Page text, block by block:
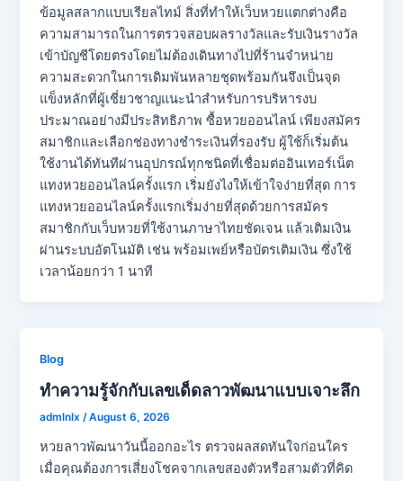
ข้อมูลสลากแบบเรียลไทม์ สิ่งที่ทำให้เว็บหวยแตกต่างคือ
ความสามารถในการตรวจสอบผลรางวัลและรับเงินรางวัล
เข้าบัญชีโดยตรงโดยไม่ต้องเดินทางไปที่ร้านจำหน่าย
ความสะดวกในการเดิมพันหลายชุดพร้อมกันจึงเป็นจุด
แข็งหลักที่ผู้เชี่ยวชาญแนะนำสำหรับการบริหารงบ
ประมาณอย่างมีประสิทธิภาพ ซื้อหวยออนไลน์ เพียงสมัคร
สมาชิกและเลือกช่องทางชำระเงินที่รองรับ ผู้ใช้ก็เริ่มต้น
ใช้งานได้ทันทีผ่านอุปกรณ์ทุกชนิดที่เชื่อมต่ออินเทอร์เน็ต
แทงหวยออนไลน์ครั้งแรก เริ่มยังไงให้เข้าใจง่ายที่สุด การ
แทงหวยออนไลน์ครั้งแรกเริ่มง่ายที่สุดด้วยการสมัคร
สมาชิกกับเว็บหวยที่ใช้งานภาษาไทยชัดเจน แล้วเติมเงิน
ผ่านระบบอัตโนมัติ เช่น พร้อมเพย์หรือบัตรเติมเงิน ซึ่งใช้
เวลาน้อยกว่า 1 นาที
Blog
ทำความรู้จักกับเลขเด็ดลาวพัฒนาแบบเจาะลึก
admlnlx/August 6, 2026
หวยลาวพัฒนาวันนี้ออกอะไร ตรวจผลสดทันใจก่อนใคร
เมื่อคุณต้องการเสี่ยงโชคจากเลขสองตัวหรือสามตัวที่คิด